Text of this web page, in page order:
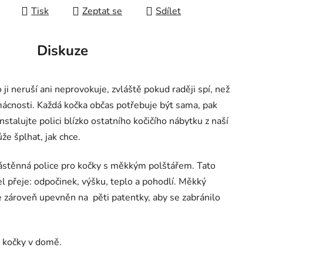
Tisk Zeptat se Sdílet
Diskuze
neruší ani neprovokuje, zvláště pokud raději spí, než
Každá kočka občas potřebuje být sama, pak
polici blízko ostatního kočičího nábytku z naší
šplhat, jak chce.
police pro kočky s měkkým polštářem. Tato
přeje: odpočinek, výšku, teplo a pohodlí. Měkký
upevněn na pěti patentky, aby se zabránilo
v domě.